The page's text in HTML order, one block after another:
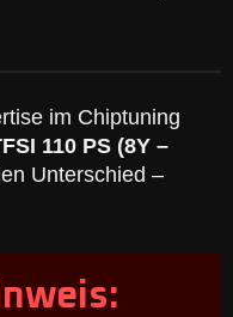
im Chiptuning
110 PS (8Y –
Unterschied –